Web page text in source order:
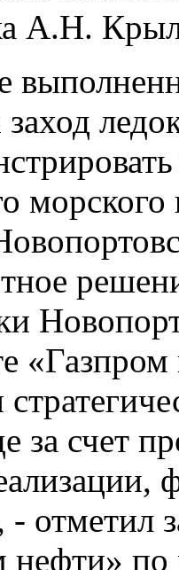
А.Н.
заход
морского
за счет
отметил
нефти» по